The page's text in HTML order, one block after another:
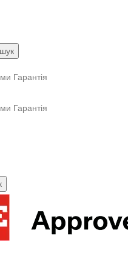
Гарантія
Гарантія